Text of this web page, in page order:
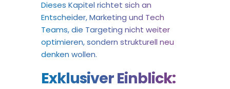
Dieses Kapitel richtet sich an
Entscheider, Marketing und Tech
Teams, die Targeting nicht weiter
optimieren, sondern strukturell neu
denken wollen.
Exklusiver Einblick: